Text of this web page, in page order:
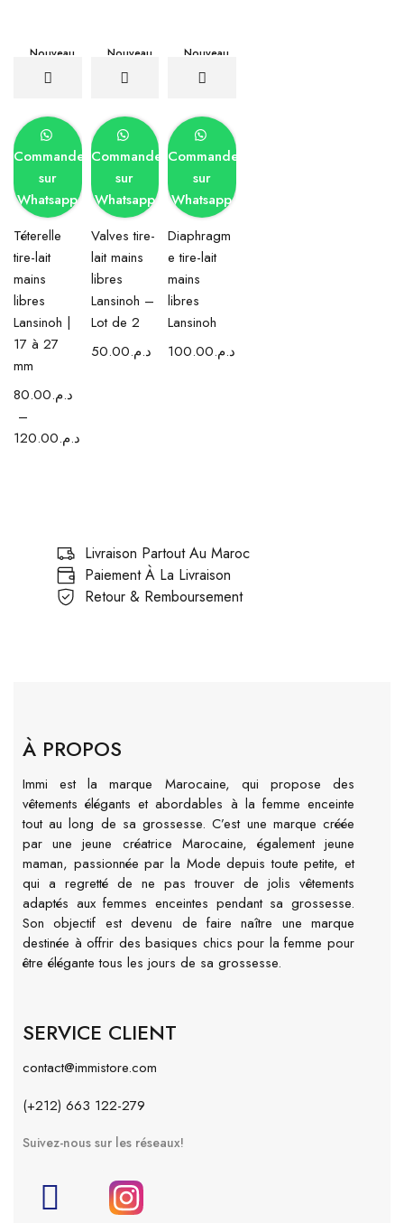
Nouveau
Commander
sur
Whatsapp
Téterelle
tire-lait
mains
libres
Lansinoh |
17 à 27
mm
د.م.80.00
–
د.م.120.00
Nouveau
Commander
sur
Whatsapp
Valves tire-
lait mains
libres
Lansinoh –
Lot de 2
د.م.50.00
Nouveau
Commander
sur
Whatsapp
Diaphragm
e tire-lait
mains
libres
Lansinoh
د.م.100.00
Livraison Partout Au Maroc
Paiement À La Livraison
Retour & Remboursement
À PROPOS
Immi est la marque Marocaine, qui propose des
vêtements élégants et abordables à la femme enceinte
tout au long de sa grossesse. C’est une marque créée
par une jeune créatrice Marocaine, également jeune
maman, passionnée par la Mode depuis toute petite, et
qui a regretté de ne pas trouver de jolis vêtements
adaptés aux femmes enceintes pendant sa grossesse.
Son objectif est devenu de faire naître une marque
destinée à offrir des basiques chics pour la femme pour
être élégante tous les jours de sa grossesse.
SERVICE CLIENT
contact@immistore.com
(+212) 663 122-279
Suivez-nous sur les réseaux!